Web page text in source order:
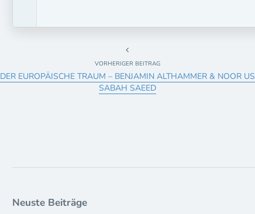
VORHERIGER BEITRAG
DER EUROPÄISCHE TRAUM – BENJAMIN ALTHAMMER & NOOR US
SABAH SAEED
Neuste Beiträge